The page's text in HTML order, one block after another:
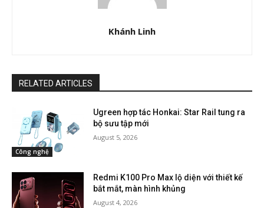
Khánh Linh
RELATED ARTICLES
Công nghệ
Ugreen hợp tác Honkai: Star Rail tung ra
bộ sưu tập mới
August 5, 2026
Redmi K100 Pro Max lộ diện với thiết kế
bắt mắt, màn hình khủng
August 4, 2026